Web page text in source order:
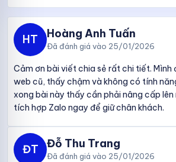
HT Hoàng Anh Tuấn
Đã đánh giá vào 25/01/2026
Cảm ơn bài viết chia sẻ rất chi tiết. Mình
web cũ, thấy chậm và không có tính
xong bài này thấy cần phải nâng cấp lên
tích hợp Zalo ngay để giữ chân khách.
ĐT Đỗ Thu Trang
Đã đánh giá vào 25/01/2026